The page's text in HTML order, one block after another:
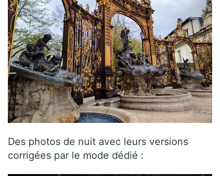
Des photos de nuit avec leurs versions
corrigées par le mode dédié :